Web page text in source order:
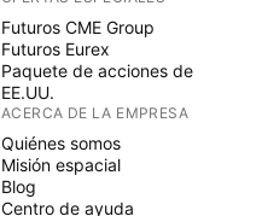
Futuros CME Group
Futuros Eurex
Paquete de acciones de
EE.UU.
ACERCA DE LA EMPRESA
Quiénes somos
Misión espacial
Blog
Centro de ayuda